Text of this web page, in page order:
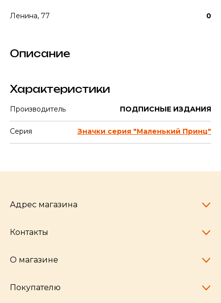
Ленина, 77 0
Описание
Характеристики
Производитель ПОДПИСНЫЕ ИЗДАНИЯ
Серия Значки серия "Маленький Принц"
Адрес магазина
Челябинск,
Контакты
pocherkartshop@mail.ru
hello@pocherkartshop.ru
О магазине
Наши истории
Покупателю